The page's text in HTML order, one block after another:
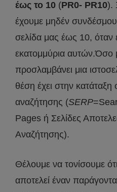
έως το 10 (PR0- PR10).
έχουμε μηδέν
σελίδα μας έως 10, όταν
εκατομμύρια αυτών.Όσο
προσλαμβάνει μια
θέση έχει στην
αναζήτησης (SERP
Pages ή Σελίδες
Αναζήτησης).
Θέλουμε να τονίσουμε
αποτελεί έναν